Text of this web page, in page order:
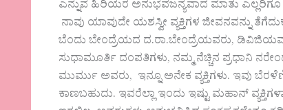
ಎನ್ನುವ ಹಿರಿಯರ ಅನುಭವಜನ್ಯವಾದ ಮಾತು ಎಲ್ಲರಿಗೂ
ನಾವು ಯಾವುದೇ ಯಶಸ್ವೀ ವ್ಯಕ್ತಿಗಳ ಜೀವನವನ್ನು
ಬೆಂದು ಬೇಂದ್ರೆಯದ ದ.ರಾ.ಬೇಂದ್ರೆಯವರು,
ಸುಧಾಮೂರ್ತಿ ದಂಪತಿಗಳು, ನಮ್ಮ ನೆಚ್ಚಿನ ಪ್ರಧಾನಿ
ಮುರ್ಮು ಅವರು, ಇನ್ನೂ ಅನೇಕ ವ್ಯಕ್ತಿಗಳು. ಇವು
ಕಾಣಬಹುದು. ಇವರೆಲ್ಲಾ ಇಂದು ಇಷ್ಟು ಮಹಾನ್